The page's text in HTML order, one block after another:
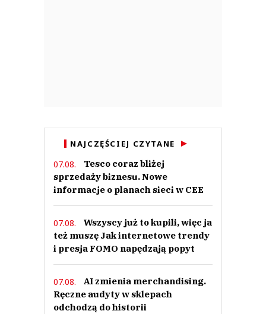
NAJCZĘŚCIEJ CZYTANE
07.08.
Tesco coraz bliżej
sprzedaży biznesu. Nowe
informacje o planach sieci w CEE
07.08.
Wszyscy już to kupili, więc ja
też muszę Jak internetowe trendy
i presja FOMO napędzają popyt
07.08.
AI zmienia merchandising.
Ręczne audyty w sklepach
odchodzą do historii